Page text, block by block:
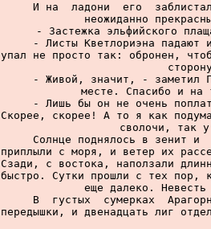
И на  ладони  его
неожиданно
- Застежка эльфийского
- Листы Кветлориэна падают
упал не просто так: обронен,
- Живой, значит, - заметил
месте. Спасибо и
- Лишь бы он не очень
Скорее, скорее! А то я как
сволочи, так
Солнце поднялось в зенит и
приплыли с моря, и ветер их
Сзади, с востока, наползали
быстро. Сутки прошли с тех пор,
еще далеко.
В  густых  сумерках
передышки, и двенадцать лиг